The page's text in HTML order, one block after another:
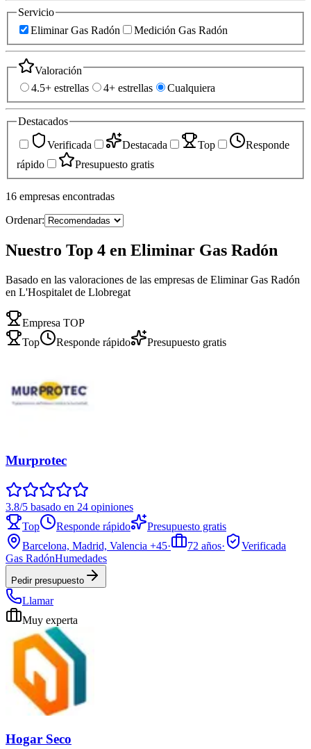
Servicio
Eliminar Gas Radón
Medición Gas Radón
Valoración
4.5+ estrellas
4+ estrellas Cualquiera
Destacados
Verificada
Destacada Top
Responde
rápido
Presupuesto gratis
16 empresas encontradas
Ordenar:
Nuestro Top 4 en Eliminar Gas Radón
Basado en las valoraciones de las empresas de Eliminar Gas Radón
en L'Hospitalet de Llobregat
Empresa TOP
Top
Responde rápido Presupuesto gratis
Murprotec
3.8/5 basado en 24 opiniones
Top
Responde rápido
Presupuesto gratis
Barcelona, Madrid, Valencia +45· 72 años·
Verificada
Gas RadónHumedades
Pedir presupuesto
Llamar
Muy experta
Hogar Seco